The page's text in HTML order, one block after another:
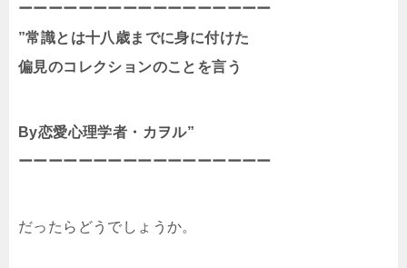
ーーーーーーーーーーーーーーーーー
”常識とは十八歳までに身に付けた
偏見のコレクションのことを言う
By恋愛心理学者・カヲル”
ーーーーーーーーーーーーーーーーー
だったらどうでしょうか。